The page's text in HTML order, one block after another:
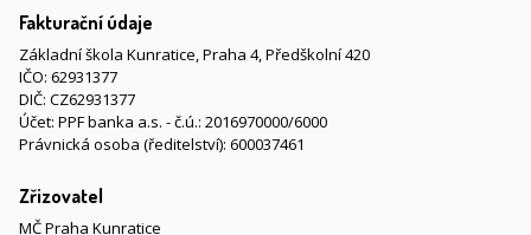
Fakturační údaje
Základní škola Kunratice, Praha 4, Předškolní 420
IČO: 62931377
DIČ: CZ62931377
Účet: PPF banka a.s. - č.ú.: 2016970000/6000
Právnická osoba (ředitelství): 600037461
Zřizovatel
MČ Praha Kunratice